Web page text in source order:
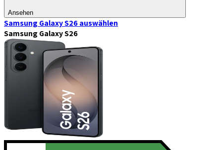
Ansehen
Samsung Galaxy S26auswählen
Samsung Galaxy S26